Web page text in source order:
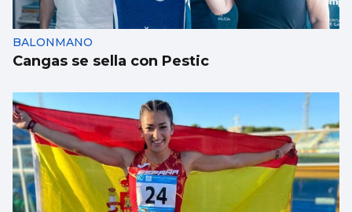
BALONMANO
Cangas se sella con Pestic